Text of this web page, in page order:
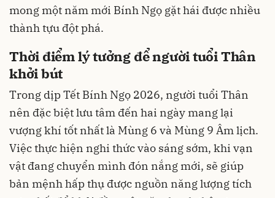
mong một năm mới Bính Ngọ gặt hái được nhiều
thành tựu đột phá.
Thời điểm lý tưởng để người tuổi Thân
khởi bút
Trong dịp Tết Bính Ngọ 2026, người tuổi Thân
nên đặc biệt lưu tâm đến hai ngày mang lại
vượng khí tốt nhất là Mùng 6 và Mùng 9 Âm lịch.
Việc thực hiện nghi thức vào sáng sớm, khi vạn
vật đang chuyển mình đón nắng mới, sẽ giúp
bản mệnh hấp thụ được nguồn năng lượng tích